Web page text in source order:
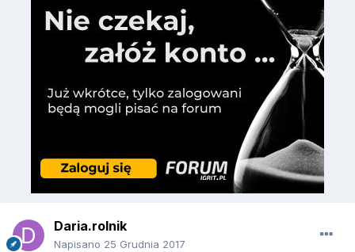
Daria.rolnik
Napisano 25 Grudnia 2017